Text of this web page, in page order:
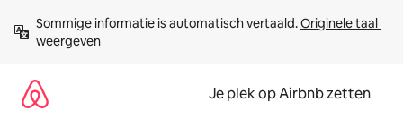
direct
naar
Sommige informatie is automatisch vertaald. Originele taal
weergeven
Je plek op Airbnb zetten